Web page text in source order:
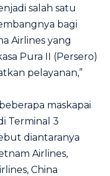
salah satu
bagi
Airlines yang
Pura II (Persero)
pelayanan,”
maskapai
Terminal 3
diantaranya
Airlines,
China